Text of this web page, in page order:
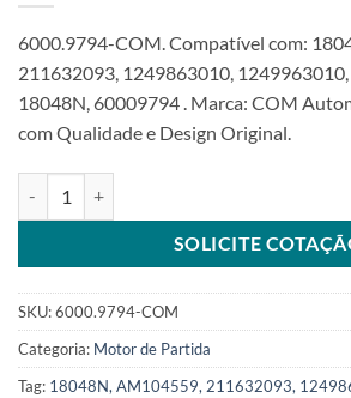
6000.9794-COM. Compatível com:
211632093, 1249863010,
18048N, 60009794 . Marca: COM
com Qualidade e Design Original.
SOLICITE
SKU:6000.9794-COM
Categoria: Motor de Partida
Tag: 18048N, AM104559, 211632093,